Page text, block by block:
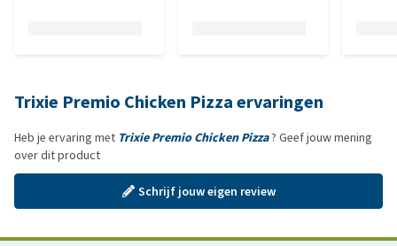
Trixie Premio Chicken Pizza ervaringen
Heb je ervaring met Trixie Premio Chicken Pizza? Geef jouw mening
over dit product
Schrijf jouw eigen review